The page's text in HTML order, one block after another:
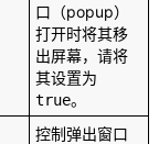
口（popup）
打开时将其移
出屏幕，请将
其设置为
true。
控制弹出窗口